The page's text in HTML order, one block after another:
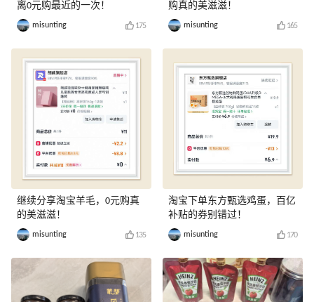
离0元购最近的一次！
misunting 175
继续分享淘宝羊毛，0元购真
的美滋滋！
misunting 135
购真的美滋滋！
misunting 165
淘宝下单东方甄选鸡蛋，百亿
补贴的券别错过！
misunting 170